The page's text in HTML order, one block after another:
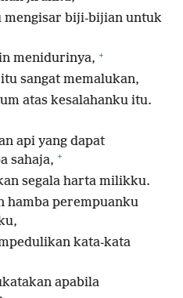
biji-bijian untuk
menidurinya, +
sangat memalukan,
atas kesalahanku itu.
api yang dapat
sahaja, +
segala harta milikku.
hamba perempuanku
kata-kata
apabila